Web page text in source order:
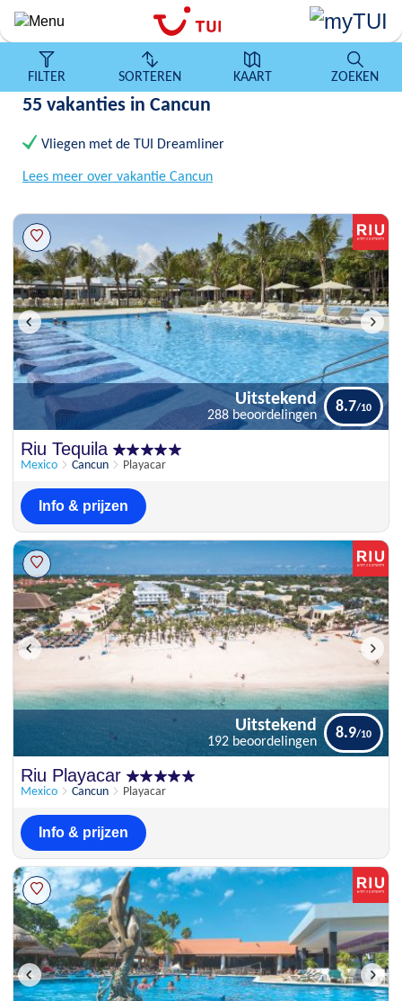
Overslaan
en
algemene
inhoud
FILTER SORTEREN KAART ZOEKEN
55 vakanties in Cancun
Vliegen met de TUI Dreamliner
Lees meer over vakantie Cancun
Riu Tequila
Mexico Cancun Playacar
Uitstekend
288 beoordelingen
8.7
Info & prijzen
Riu Playacar
Mexico Cancun Playacar
Uitstekend
192 beoordelingen
8.9
Info & prijzen